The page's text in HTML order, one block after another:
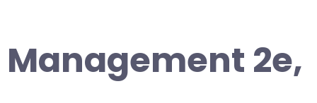
Management 2e,